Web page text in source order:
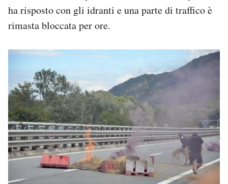
ha risposto con gli idranti e una parte di traffico è
rimasta bloccata per ore.